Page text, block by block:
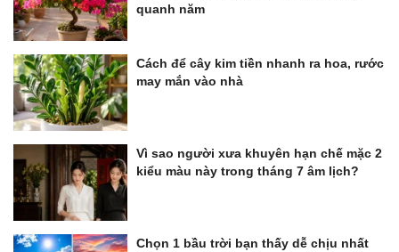
quanh năm
Cách để cây kim tiền nhanh ra hoa, rước
may mắn vào nhà
Vì sao người xưa khuyên hạn chế mặc 2
kiểu màu này trong tháng 7 âm lịch?
Chọn 1 bầu trời bạn thấy dễ chịu nhất